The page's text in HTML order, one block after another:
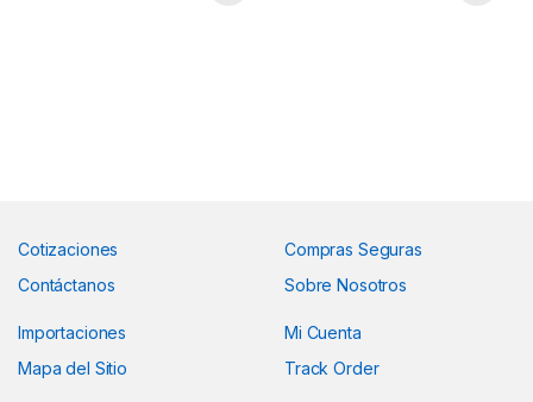
Cotizaciones
Contáctanos
Compras Seguras
Sobre Nosotros
Importaciones
Mapa del Sitio
Mi Cuenta
Track Order